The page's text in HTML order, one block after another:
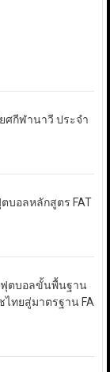
ศกีฬานาวี ประจำ
บอลหลักสูตร FAT
ฟุตบอลขั้นพื้นฐาน
ไทยสู่มาตรฐาน FA